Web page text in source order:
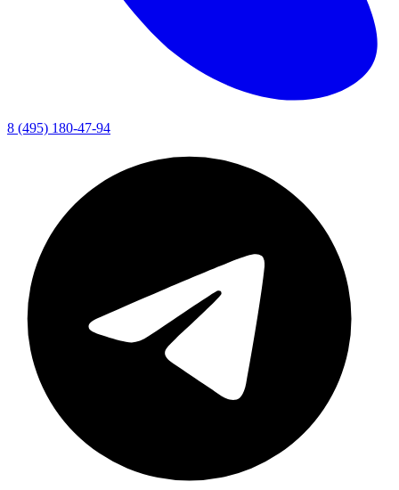
8 (495) 180-47-94